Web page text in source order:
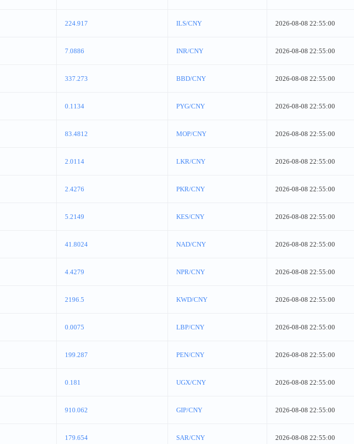
224.917 ILS/CNY 2026-08-08 22:55:00
7.0886 INR/CNY 2026-08-08 22:55:00
337.273 BBD/CNY 2026-08-08 22:55:00
0.1134 PYG/CNY 2026-08-08 22:55:00
83.4812 MOP/CNY 2026-08-08 22:55:00
2.0114 LKR/CNY 2026-08-08 22:55:00
2.4276 PKR/CNY 2026-08-08 22:55:00
5.2149 KES/CNY 2026-08-08 22:55:00
41.8024 NAD/CNY 2026-08-08 22:55:00
4.4279 NPR/CNY 2026-08-08 22:55:00
2196.5 KWD/CNY 2026-08-08 22:55:00
0.0075 LBP/CNY 2026-08-08 22:55:00
199.287 PEN/CNY 2026-08-08 22:55:00
0.181 UGX/CNY 2026-08-08 22:55:00
910.062 GIP/CNY 2026-08-08 22:55:00
179.654 SAR/CNY 2026-08-08 22:55:00